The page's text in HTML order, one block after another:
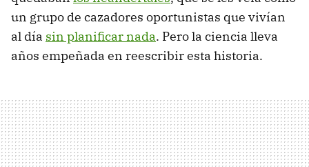
un grupo de cazadores oportunistas que vivían
al día sin planificar nada. Pero la ciencia lleva
años empeñada en reescribir esta historia.